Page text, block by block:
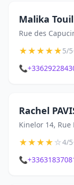
Malika Touil
Rue des
★★★★★5/5
📞
Rachel
Kinelor 14, Rue
★★★★☆4/5
📞